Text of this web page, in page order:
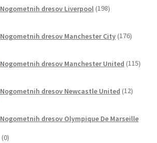
Nogometnih dresov Liverpool 198izdelkov
Nogometnih dresov Manchester City 176izdelkov
Nogometnih dresov Manchester United 115
Nogometnih dresov Newcastle United 12izdelkov
Nogometnih dresov Olympique De Marseille
00